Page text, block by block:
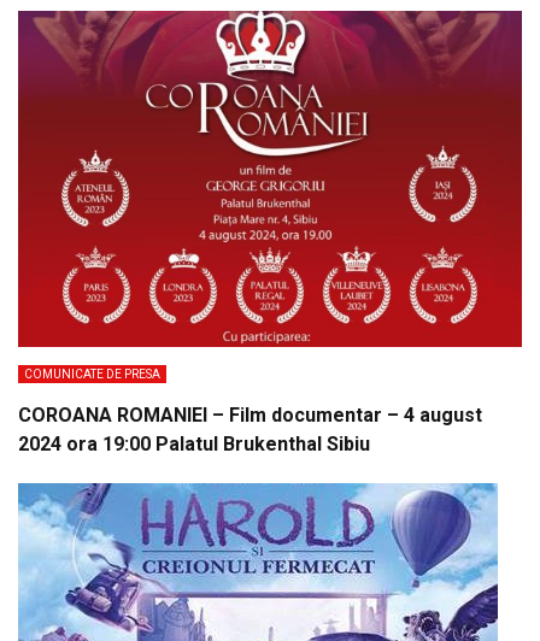
COMUNICATE DE PRESA
COROANA ROMANIEI – Film documentar – 4 august
2024 ora 19:00 Palatul Brukenthal Sibiu